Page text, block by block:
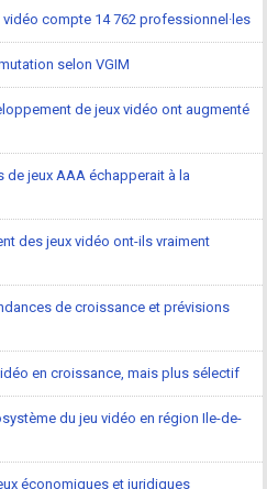
compte 14 762 professionnel·les
selon VGIM
de jeux vidéo ont augmenté
de jeux AAA échapperait à la
des jeux vidéo ont-ils vraiment
de croissance et prévisions
en croissance, mais plus sélectif
du jeu vidéo en région Ile-de-
économiques et juridiques